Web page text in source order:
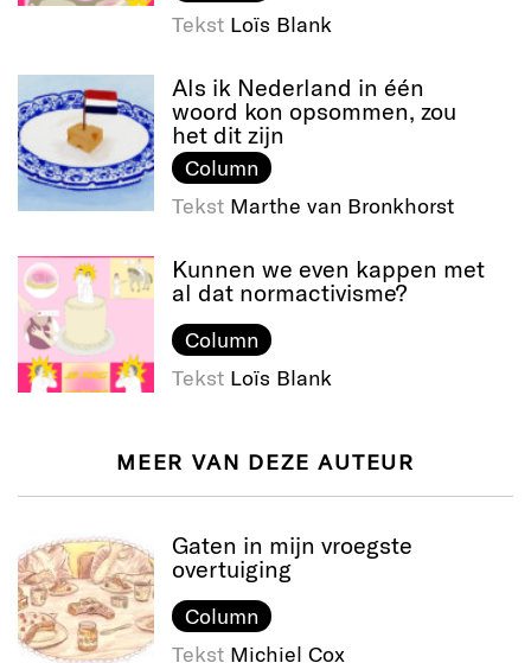
Tekst Loïs Blank
Als ik Nederland in één
woord kon opsommen, zou
het dit zijn
Column
Tekst Marthe van Bronkhorst
Kunnen we even kappen met
al dat normactivisme?
Column
Tekst Loïs Blank
MEER VAN DEZE AUTEUR
Gaten in mijn vroegste
overtuiging
Column
Tekst Michiel Cox